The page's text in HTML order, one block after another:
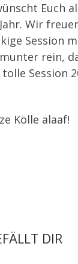
Euch
Wir
Session
rein,
Session
Kölle alaaf!
DIR